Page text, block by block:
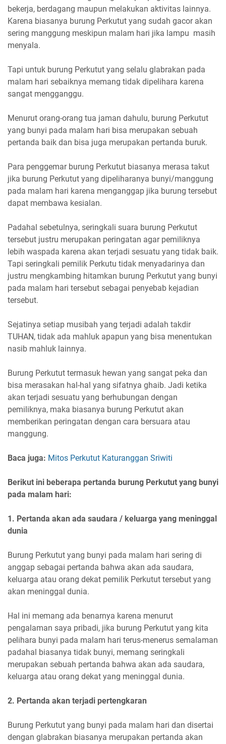
bekerja, berdagang maupun melakukan aktivitas lainnya.
Karena biasanya burung Perkutut yang sudah gacor akan
sering manggung meskipun malam hari jika lampu masih
menyala.
Tapi untuk burung Perkutut yang selalu glabrakan pada
malam hari sebaiknya memang tidak dipelihara karena
sangat mengganggu.
Menurut orang-orang tua jaman dahulu, burung Perkutut
yang bunyi pada malam hari bisa merupakan sebuah
pertanda baik dan bisa juga merupakan pertanda buruk.
Para penggemar burung Perkutut biasanya merasa takut
jika burung Perkutut yang dipeliharanya bunyi/manggung
pada malam hari karena menganggap jika burung tersebut
dapat membawa kesialan.
Padahal sebetulnya, seringkali suara burung Perkutut
tersebut justru merupakan peringatan agar pemiliknya
lebih waspada karena akan terjadi sesuatu yang tidak baik.
Tapi seringkali pemilik Perkutu tidak menyadarinya dan
justru mengkambing hitamkan burung Perkutut yang bunyi
pada malam hari tersebut sebagai penyebab kejadian
tersebut.
Sejatinya setiap musibah yang terjadi adalah takdir
TUHAN, tidak ada mahluk apapun yang bisa menentukan
nasib mahluk lainnya.
Burung Perkutut termasuk hewan yang sangat peka dan
bisa merasakan hal-hal yang sifatnya ghaib. Jadi ketika
akan terjadi sesuatu yang berhubungan dengan
pemiliknya, maka biasanya burung Perkutut akan
memberikan peringatan dengan cara bersuara atau
manggung.
Baca juga: Mitos Perkutut Katuranggan Sriwiti
Berikut ini beberapa pertanda burung Perkutut yang bunyi
pada malam hari:
1. Pertanda akan ada saudara / keluarga yang meninggal
dunia
Burung Perkutut yang bunyi pada malam hari sering di
anggap sebagai pertanda bahwa akan ada saudara,
keluarga atau orang dekat pemilik Perkutut tersebut yang
akan meninggal dunia.
Hal ini memang ada benarnya karena menurut
pengalaman saya pribadi, jika burung Perkutut yang kita
pelihara bunyi pada malam hari terus-menerus semalaman
padahal biasanya tidak bunyi, memang seringkali
merupakan sebuah pertanda bahwa akan ada saudara,
keluarga atau orang dekat yang meninggal dunia.
2. Pertanda akan terjadi pertengkaran
Burung Perkutut yang bunyi pada malam hari dan disertai
dengan glabrakan biasanya merupakan pertanda akan